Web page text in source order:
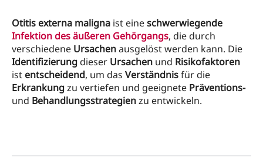
Otitis externa maligna ist eineschwerwiegende
Infektion des äußeren Gehörgangs, die durch
verschiedene Ursachenausgelöst werden kann. Die
Identifizierungdieser Ursachen und Risikofaktoren
ist entscheidend, um das Verständnisfür die
Erkrankungzu vertiefen und geeignete Präventions-
und Behandlungsstrategienzu entwickeln.